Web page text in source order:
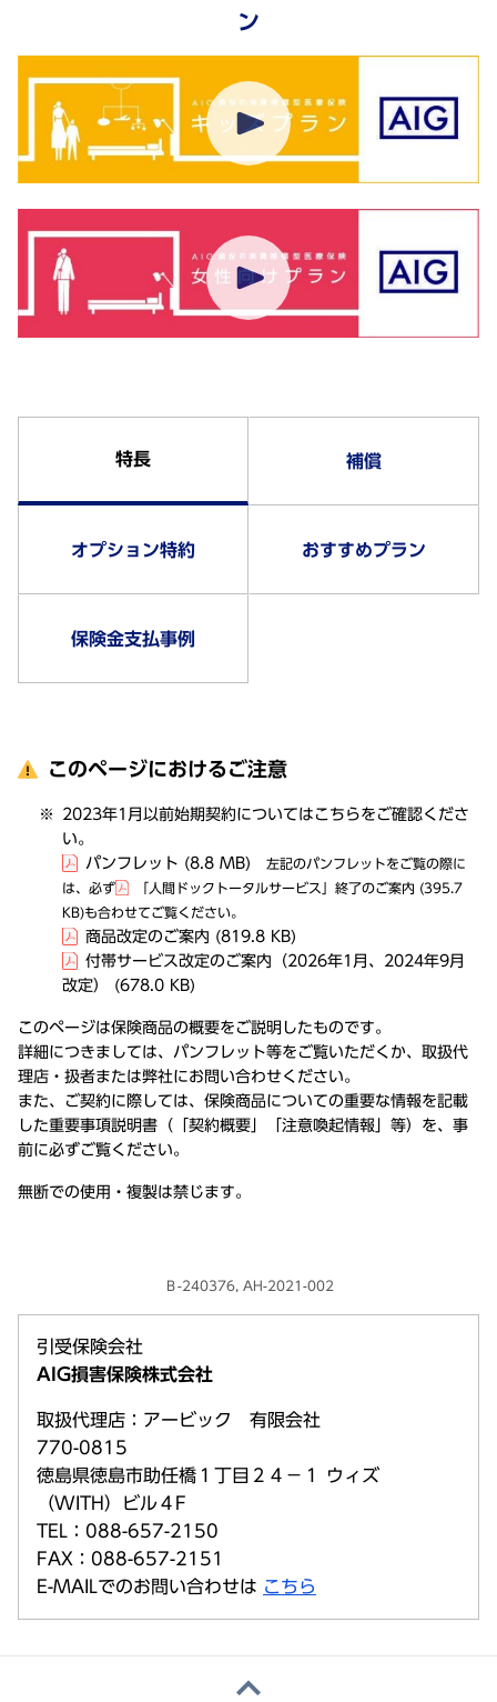
ン
特長 補償
オプション特約 おすすめプラン
保険金支払事例
このページにおけるご注意
2023年1月以前始期契約についてはこちらをご確認くださ
い。
パンフレット (8.8 MB)
左記のパンフレットをご覧の際に
は、必ず
「人間ドックトータルサービス」終了のご案内 (395.7
KB)も合わせてご覧ください。
商品改定のご案内 (819.8 KB)
付帯サービス改定のご案内（2026年1月、2024年9月
改定）
(678.0 KB)
このページは保険商品の概要をご説明したものです。
詳細につきましては、パンフレット等をご覧いただくか、取扱代
理店・扱者または弊社にお問い合わせください。
また、ご契約に際しては、保険商品についての重要な情報を記載
した重要事項説明書（「契約概要」「注意喚起情報」等）を、事
前に必ずご覧ください。
無断での使用・複製は禁じます。
Ｂ-240376, AH-2021-002
引受保険会社
AIG損害保険株式会社
取扱代理店：アービック 有限会社
770-0815
徳島県徳島市助任橋１丁目２４－１ ウィズ
（WITH）ビル４F
TEL：088-657-2150
FAX：088-657-2151
E-MAILでのお問い合わせは こちら